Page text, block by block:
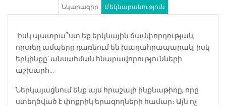
Նկարագիր Մեկնաբանություն
️️ Իսկ պատրա՞ստ եք երկնային ճամփորդության,
որտեղ ամպերը դառնում են խաղահրապարակ, իսկ
երկինքը՝ անսահման հնարավորությունների
աշխարհ…
Ներկայացնում ենք այս հրաշալի ինքնաթիռը, որը
ստեղծված է փոքրիկ երազողների համար։ Այն ոչ